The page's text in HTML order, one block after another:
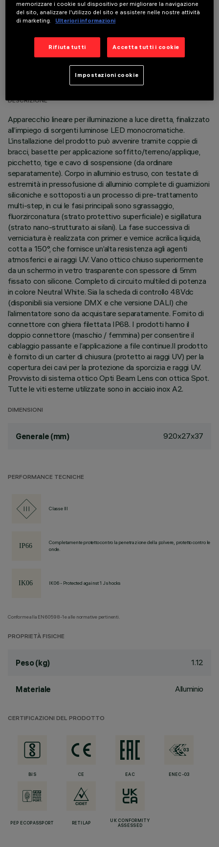
DATI TECNICI
ULTIMO AGGIORNAMENTO: 06/08/2026
DESCRIZIONE
Apparecchio lineare per illuminazione a luce diretta, finalizzato
all’impiego di sorgenti luminose LED monocromatiche.
L’installazione del prodotto può avvenire tramite coppie di
bracci, basette per applicazione soffitto/terreno/applique,
picchetto, tige e cavo di sospensione (da ordinare
separatamente). Corpo in alluminio estruso, con testate di
estremità in pressofusione di alluminio complete di guarnizioni
siliconiche e sottoposti a un processo di pre-trattamento
multi-step, in cui le fasi principali sono sgrassaggio,
fluorzirconatura (strato protettivo superficiale) e sigillatura
(strato nano-strutturato ai silani). La fase successiva di
verniciatura è realizzata con primer e vernice acrilica liquida,
cotta a 150°, che fornisce un’alta resistenza agli agenti
atmosferici e ai raggi UV. Vano ottico chiuso superiormente
da un schermo in vetro trasparente con spessore di 5mm
fissato con silicone. Completo di circuito multiled di potenza
in colore Neutral White. Sia la scheda di controllo 48Vdc
(disponibili sia versione DMX e che versione DALI) che
l’alimentatore sono da acquistare separatamente. Fornito di
connettore con ghiera filettata IP68. I prodotti hanno il
doppio connettore (maschio / femmina) per consentire il
cablaggio passante e l’applicazione a file continue.Il prodotto
è fornito di un carter di chiusura (protetto ai raggi UV) per la
copertura dei cavi per la protezione da sporcizia e raggi UV.
Provvisto di sistema ottico Opti Beam Lens con ottica Spot.
Tutte le viti esterne utilizzate sono in acciaio inox A2.
DIMENSIONI
Generale (mm) 920x27x37
PERFORMANCE TECNICHE
Classe III
Completamente protetto contro la penetrazione della polvere, protetto contro le
onde.
IK06 - Protected against 1 J shocks
Conforme alla EN60598-1 e alle normative pertinenti.
PROPRIETÀ FISICHE
Peso (kg) 1.12
Materiale Alluminio
CERTIFICAZIONI DEL PRODOTTO
BIS CE EAC ENEC-03
PEP ECOPASSPORT RETILAP
UK CONFORMITY
ASSESSED
memorizzare i cookie sul dispositivo per migliorare la navigazione
del sito, analizzare l'utilizzo del sito e assistere nelle nostre attività
di marketing.
Ulteriori informazioni
Rifiuta tutti Accetta tutti i cookie
Impostazioni cookie